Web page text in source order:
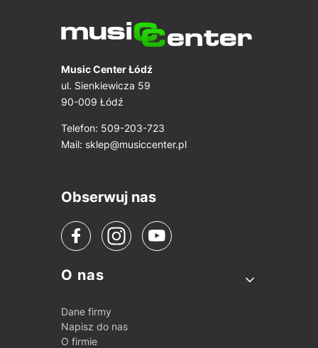
Music Center Łódź
ul. Sienkiewicza 59
90-009 Łódź
Telefon: 509-203-723
Mail: sklep@musiccenter.pl
Obserwuj nas
Linki w stopce
O nas
Dane firmy
Napisz do nas
O firmie